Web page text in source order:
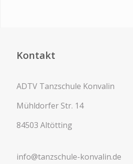
Kontakt
ADTV Tanzschule Konvalin
Mühldorfer Str. 14
84503 Altötting
info@tanzschule-konvalin.de